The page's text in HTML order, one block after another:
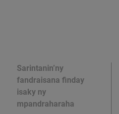
Sarintanin’ny
fandraisana finday
isaky ny
mpandraharaha